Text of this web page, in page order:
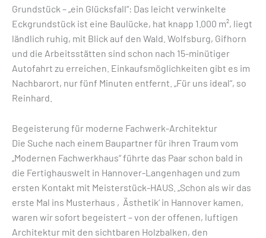
Grundstück – „ein Glücksfall“: Das leicht verwinkelte
Eckgrundstück ist eine Baulücke, hat knapp 1.000 m², liegt
ländlich ruhig, mit Blick auf den Wald. Wolfsburg, Gifhorn
und die Arbeitsstätten sind schon nach 15-minütiger
Autofahrt zu erreichen. Einkaufsmöglichkeiten gibt es im
Nachbarort, nur fünf Minuten entfernt. „Für uns ideal“, so
Reinhard.
Begeisterung für moderne Fachwerk-Architektur
Die Suche nach einem Baupartner für ihren Traum vom
„Modernen Fachwerkhaus“ führte das Paar schon bald in
die Fertighauswelt in Hannover-Langenhagen und zum
ersten Kontakt mit Meisterstück-HAUS. „Schon als wir das
erste Mal ins Musterhaus ‚Ästhetik‘ in Hannover kamen,
waren wir sofort begeistert – von der offenen, luftigen
Architektur mit den sichtbaren Holzbalken, den